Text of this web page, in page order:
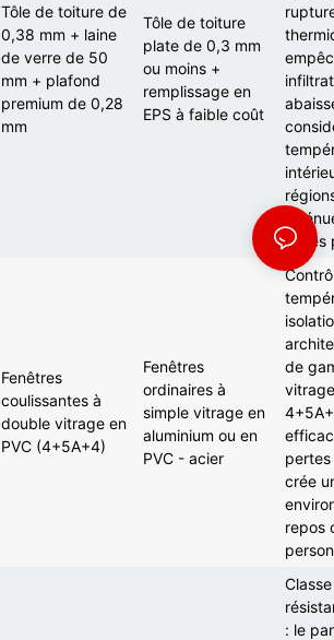
Tôle de toiture de
0,38 mm + laine
de verre de 50
mm + plafond
premium de 0,28
mm
Tôle de toiture
plate de 0,3 mm
ou moins +
remplissage en
EPS à faible coût
fortes
Fenêtres
coulissantes à
double vitrage en
PVC (4+5A+4)
Fenêtres
ordinaires à
simple vitrage en
aluminium ou en
PVC - acier
de
crée
repos
: le